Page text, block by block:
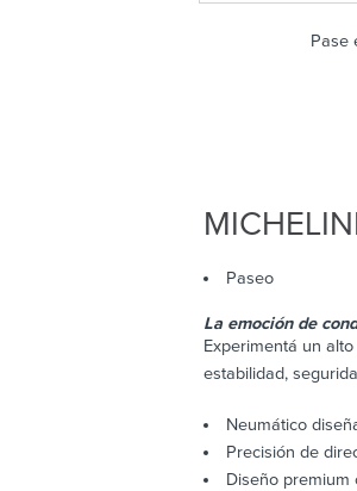
Pase
MICHELIN
Paseo
La emoción de
Experimentá un
estabilidad,
Neumático
Precisión de
Diseño premium